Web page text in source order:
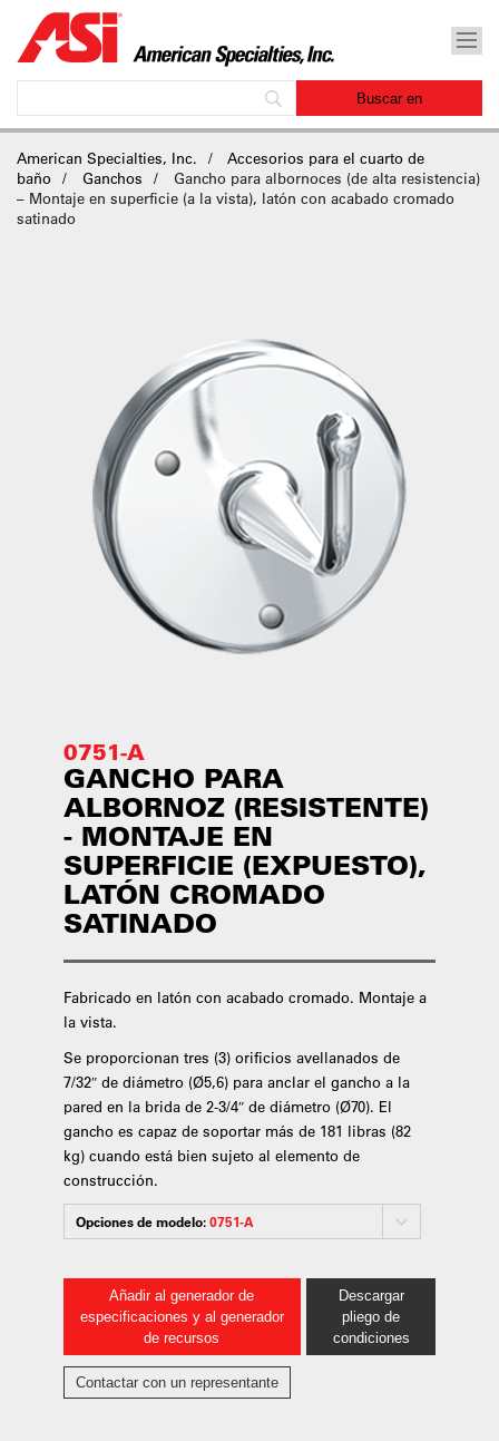
American Specialties, Inc.
Accesorios para el cuarto de
baño
Ganchos
Gancho para albornoces (de alta resistencia)
– Montaje en superficie (a la vista), latón con acabado cromado
satinado
0751-A
GANCHO PARA
ALBORNOZ (RESISTENTE)
- MONTAJE EN
SUPERFICIE (EXPUESTO),
LATÓN CROMADO
SATINADO
Fabricado en latón con acabado cromado. Montaje a
la vista.
Se proporcionan tres (3) orificios avellanados de
7/32″ de diámetro (Ø5,6) para anclar el gancho a la
pared en la brida de 2-3/4″ de diámetro (Ø70). El
gancho es capaz de soportar más de 181 libras (82
kg) cuando está bien sujeto al elemento de
construcción.
Opciones de modelo:0751-A
Añadir al generador de
especificaciones y al generador
de recursos
Descargar
pliego de
condiciones
Contactar con un representante